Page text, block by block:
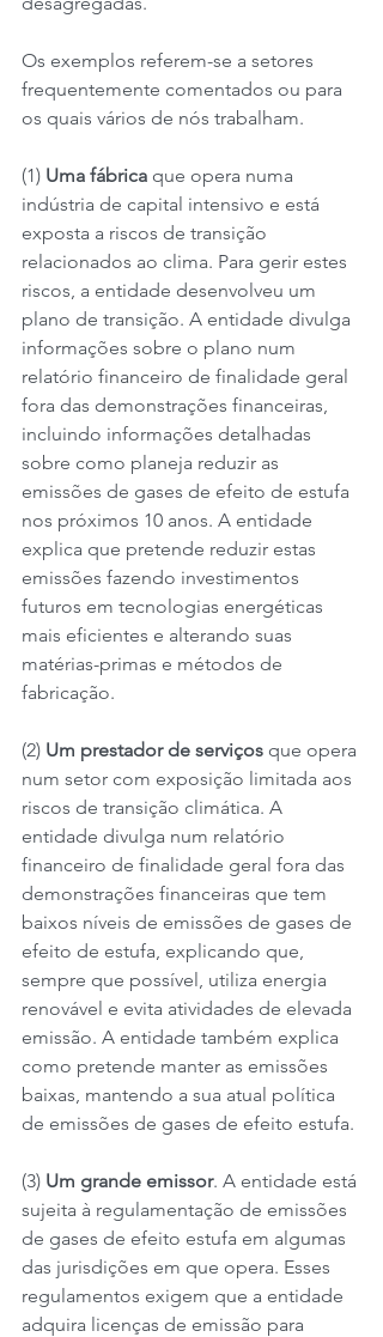
Os exemplos referem-se a setores
frequentemente comentados ou para
os quais vários de nós trabalham.
(1) Uma fábrica que opera numa
indústria de capital intensivo e está
exposta a riscos de transição
relacionados ao clima. Para gerir estes
riscos, a entidade desenvolveu um
plano de transição. A entidade divulga
informações sobre o plano num
relatório financeiro de finalidade geral
fora das demonstrações financeiras,
incluindo informações detalhadas
sobre como planeja reduzir as
emissões de gases de efeito de estufa
nos próximos 10 anos. A entidade
explica que pretende reduzir estas
emissões fazendo investimentos
futuros em tecnologias energéticas
mais eficientes e alterando suas
matérias-primas e métodos de
fabricação.
(2) Um prestador de serviços que opera
num setor com exposição limitada aos
riscos de transição climática. A
entidade divulga num relatório
financeiro de finalidade geral fora das
demonstrações financeiras que tem
baixos níveis de emissões de gases de
efeito de estufa, explicando que,
sempre que possível, utiliza energia
renovável e evita atividades de elevada
emissão. A entidade também explica
como pretende manter as emissões
baixas, mantendo a sua atual política
de emissões de gases de efeito estufa.
(3) Um grande emissor. A entidade está
sujeita à regulamentação de emissões
de gases de efeito estufa em algumas
das jurisdições em que opera. Esses
regulamentos exigem que a entidade
adquira licenças de emissão para